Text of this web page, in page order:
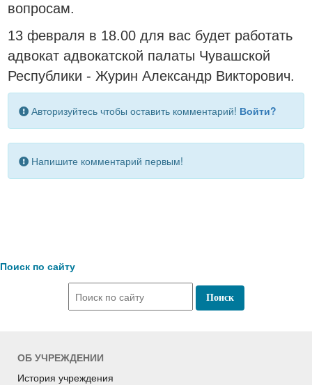
вопросам.
13 февраля в 18.00 для вас будет работать
адвокат адвокатской палаты Чувашской
Республики - Журин Александр Викторович.
Авторизуйтесь чтобы оставить комментарий! Войти?
Напишите комментарий первым!
Поиск по сайту
ОБ УЧРЕЖДЕНИИ
История учреждения